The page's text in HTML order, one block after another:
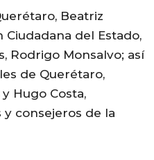
Beatriz
del Estado,
Rodrigo Monsalvo; así
de Querétaro,
Hugo Costa,
consejeros de la